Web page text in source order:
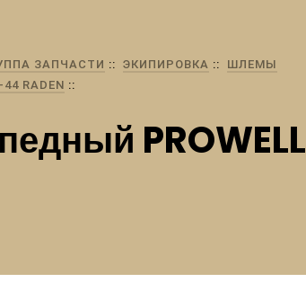
ЗАПЧАСТИ ЭКИПИРОВКА
ШЛЕМЫ
RADEN
PROWELL